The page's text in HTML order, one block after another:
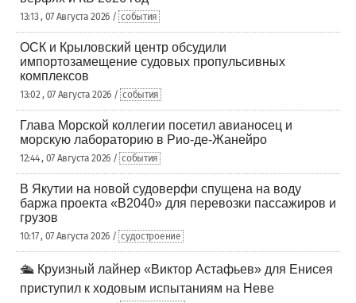
13:13 , 07 Августа 2026 / события
ОСК и Крыловский центр обсудили
импортозамещение судовых пропульсивных
комплексов
13:02 , 07 Августа 2026 / события
Глава Морской коллегии посетил авианосец и
морскую лабораторию в Рио-де-Жанейро
12:44 , 07 Августа 2026 / события
В Якутии на новой судоверфи спущена на воду
баржа проекта «В2040» для перевозки пассажиров и
грузов
10:17 , 07 Августа 2026 / судостроение
🛳️ Круизный лайнер «Виктор Астафьев» для Енисея
приступил к ходовым испытаниям на Неве